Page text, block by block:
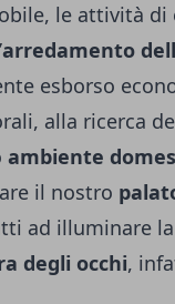
le attività
arredamento
esborso
alla ricerca
ambiente
il nostro
ad illuminare
degli occhi,